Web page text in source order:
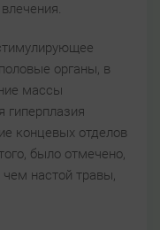
органы, в
массы
гиперплазия
концевых отделов
было отмечено,
чем настой травы,